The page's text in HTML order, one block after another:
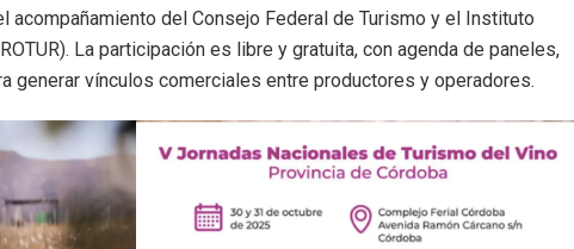
acompañamiento del Consejo Federal de Turismo y el Instituto
La participación es libre y gratuita, con agenda de paneles,
generar vínculos comerciales entre productores y operadores.